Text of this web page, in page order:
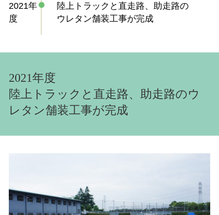
2021年
度
陸上トラックと直走路、助走路の
ウレタン舗装工事が完成
2021年度
陸上トラックと直走路、助走路のウ
レタン舗装工事が完成